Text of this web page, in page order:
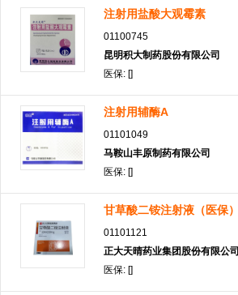
注射用盐酸大观霉素
01100745
昆明积大制药股份有限公司
医保: []
注射用辅酶A
01101049
马鞍山丰原制药有限公司
医保: []
甘草酸二铵注射液（医保）
01101121
正大天晴药业集团股份有限公司
医保: []